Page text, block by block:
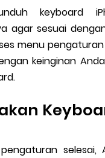
keyboard
agar sesuai
menu
keinginan